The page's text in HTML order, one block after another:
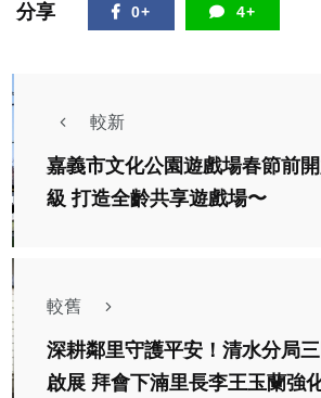
分享 0+ 4+
較新
嘉義市文化公園遊戲場春節前
級 打造全齡共享遊戲場〜
較舊
深耕鄰里守護平安！清水分局
啟展 拜會下湳里長李王玉蘭強